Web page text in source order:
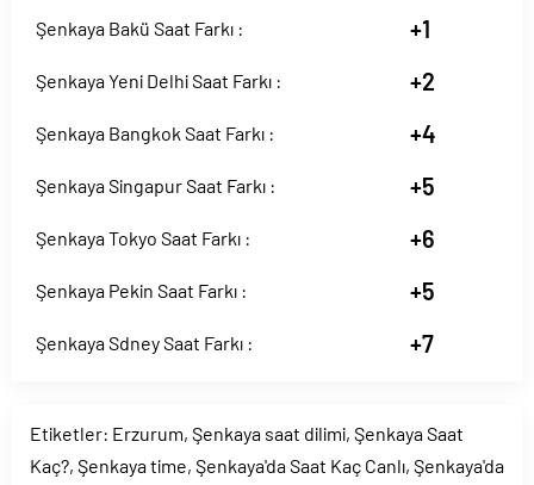
Şenkaya Bakü Saat Farkı : +1
Şenkaya Yeni Delhi Saat Farkı : +2
Şenkaya Bangkok Saat Farkı : +4
Şenkaya Singapur Saat Farkı : +5
Şenkaya Tokyo Saat Farkı : +6
Şenkaya Pekin Saat Farkı : +5
Şenkaya Sdney Saat Farkı : +7
Etiketler: Erzurum, Şenkaya saat dilimi, Şenkaya Saat
Kaç?, Şenkaya time, Şenkaya'da Saat Kaç Canlı, Şenkaya'da